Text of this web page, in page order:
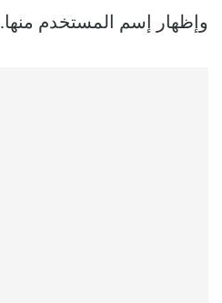
وإظهار إسم المستخدم منها.